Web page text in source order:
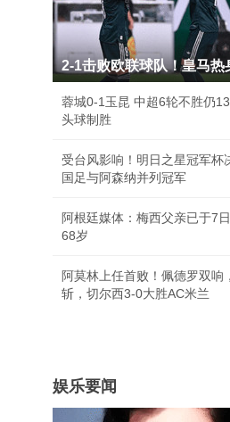
2-1击败欧联球队！皇马热
蓉城0-1玉昆 中超6轮不胜仍
头球制胜
受台风影响！明日之星冠军杯
国足与阿森纳并列冠军
阿根廷媒体：梅西父亲已于7
68岁
阿莫林上任首败！佩德罗双响
斩，切尔西3-0大胜AC米兰
娱乐要闻